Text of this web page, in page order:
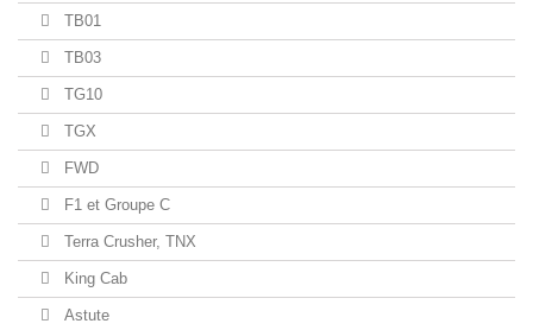
TB01
TB03
TG10
TGX
FWD
F1 et Groupe C
Terra Crusher, TNX
King Cab
Astute